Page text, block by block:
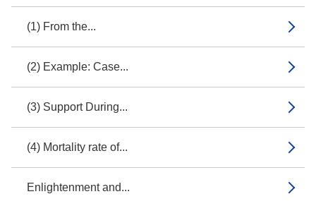
(1) From the...
(2) Example: Case...
(3) Support During...
(4) Mortality rate of...
Enlightenment and...